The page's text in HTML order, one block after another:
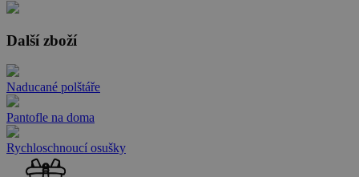
Další zboží
Naducané polštáře
Pantofle na doma
Rychloschnoucí osušky